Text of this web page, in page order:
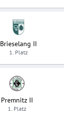
Brieselang II
1. Platz
Premnitz II
1. Platz